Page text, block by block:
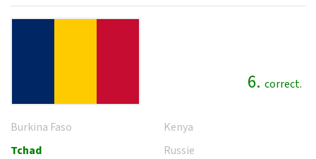
6. correct.
Burkina Faso
Tchad
Kenya
Russie